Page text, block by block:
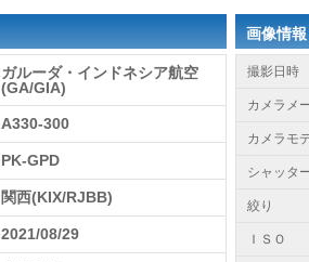
ガルーダ・インドネシア航空
(GA/GIA)
A330-300
PK-GPD
関西(KIX/RJBB)
2021/08/29
画像情報
撮影日時
カメラメ
カメラモ
シャッタ
絞り
ＩＳＯ